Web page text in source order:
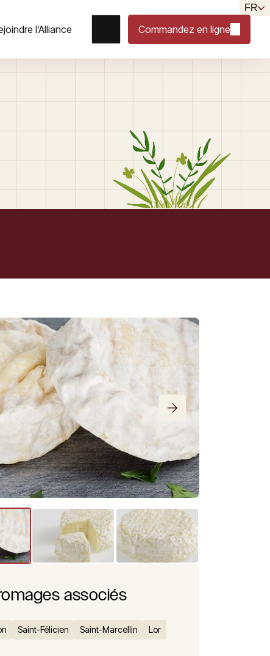
l’Alliance Commandez en ligne
FR
associés
Saint-Félicien Saint-Marcellin Lor